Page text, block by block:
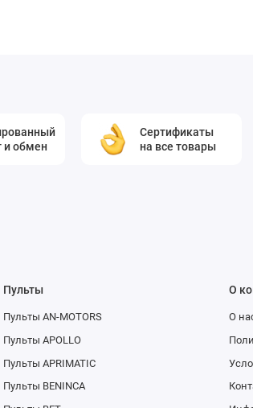
и обмен
Сертификаты
на все товары
Пульты
Пульты AN-MOTORS
Пульты APOLLO
Пульты APRIMATIC
Пульты BENINCA
О
О